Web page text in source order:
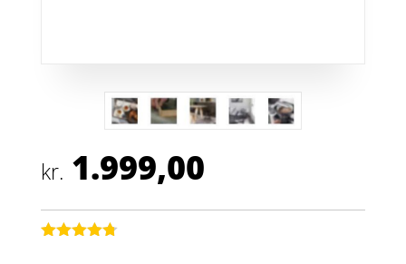
kr. 1.999,00